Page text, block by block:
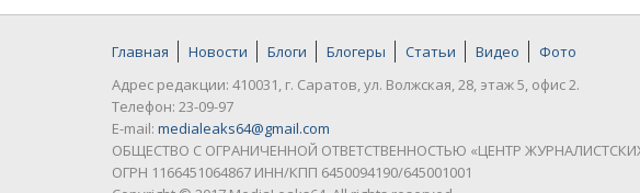
Главная Новости Блоги Блогеры Статьи Видео
Фото
Адрес редакции: 410031, г. Саратов, ул. Волжская, 28, этаж 5, офис 2.
Телефон: 23-09-97
E-mail: medialeaks64@gmail.com
ОБЩЕСТВО С ОГРАНИЧЕННОЙ ОТВЕТСТВЕННОСТЬЮ «ЦЕНТР
ОГРН 1166451064867 ИНН/КПП 6450094190/645001001